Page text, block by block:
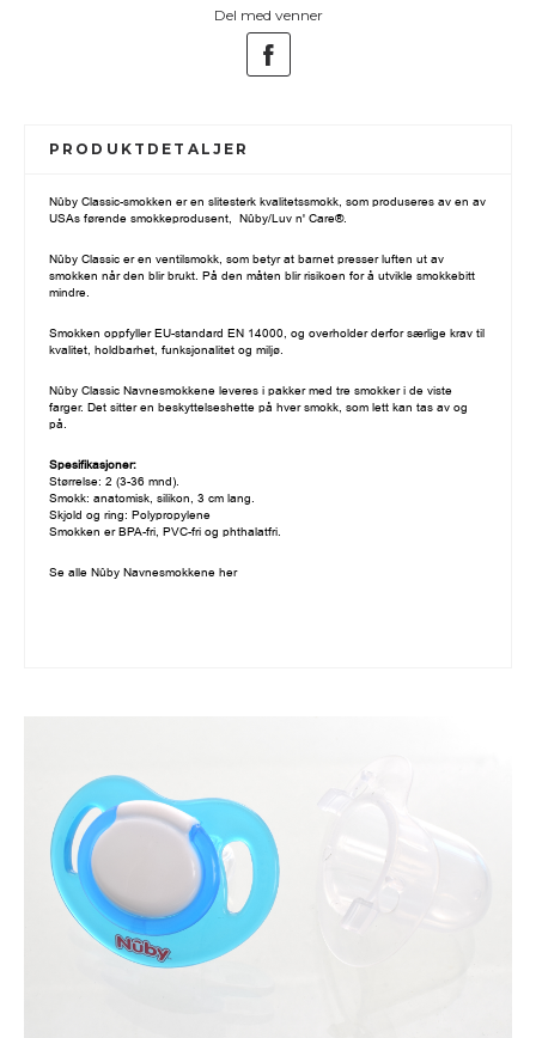
Del med venner
PRODUKTDETALJER
Nûby Classic-smokken er en slitesterk kvalitetssmokk, som produseres av en av
USAs førende smokkeprodusent, Nûby/Luv n' Care®.
Nûby Classic er en ventilsmokk, som betyr at barnet presser luften ut av
smokken når den blir brukt. På den måten blir risikoen for å utvikle smokkebitt
mindre.
Smokken oppfyller EU-standard EN 14000, og overholder derfor særlige krav til
kvalitet, holdbarhet, funksjonalitet og miljø.
Nûby Classic Navnesmokkene leveres i pakker med tre smokker i de viste
farger. Det sitter en beskyttelseshette på hver smokk, som lett kan tas av og
på.
Spesifikasjoner:
Størrelse: 2 (3-36 mnd).
Smokk: anatomisk, silikon, 3 cm lang.
Skjold og ring: Polypropylene
Smokken er BPA-fri, PVC-fri og phthalatfri.
Se alle Nûby Navnesmokkene her